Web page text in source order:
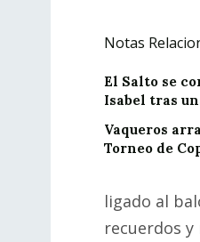
Notas
El Salto se
Isabel tras
Vaqueros
Torneo de
ligado al
recuerdos y